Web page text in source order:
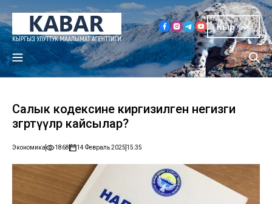
Кыр
Салык кодексине киргизилген негизги
өзгөртүүлөр кайсылар?
Экономика 1868 14 Февраль 2025 15:35